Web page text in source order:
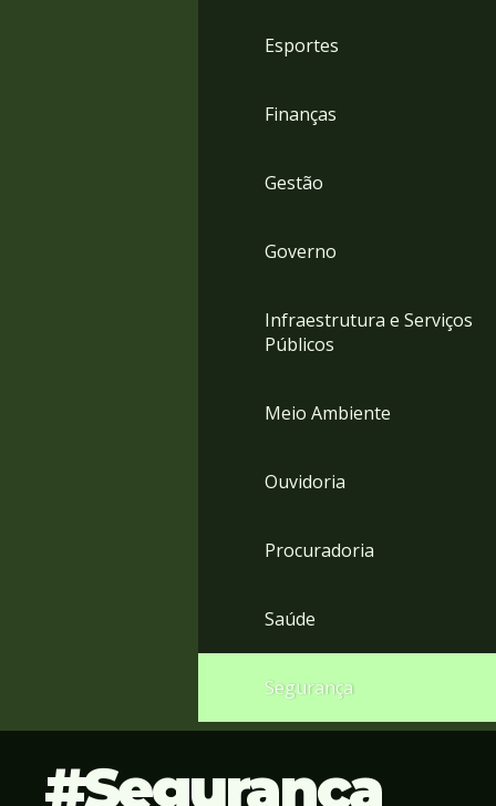
Esportes
Finanças
Gestão
Governo
Infraestrutura e Serviços
Públicos
Meio Ambiente
Ouvidoria
Procuradoria
Saúde
Segurança
Segurança